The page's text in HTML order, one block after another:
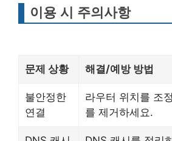
이용 시 주의사항
문제 상황 해결/예방 방법
불안정한
연결
라우터 위치를 조
를 제거하세요.